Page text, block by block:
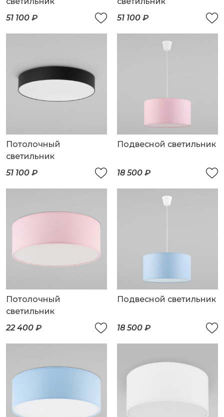
51 100 ₽
51 100 ₽
Потолочный
светильник
51 100 ₽
Подвесной светильник
18 500 ₽
Потолочный
светильник
22 400 ₽
Подвесной светильник
18 500 ₽